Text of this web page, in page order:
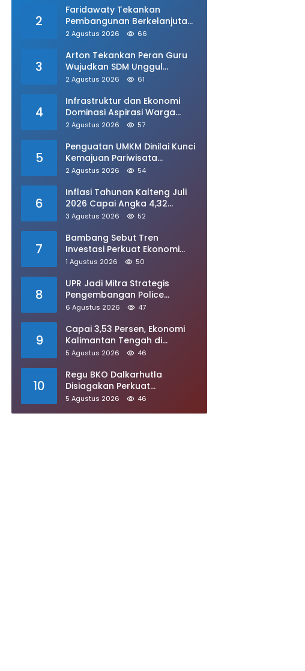
2
Faridawaty Tekankan
Pembangunan Berkelanjutan
dan Berkeadilan di Kalteng
2 Agustus 2026 66
3
Arton Tekankan Peran Guru
Wujudkan SDM Unggul
Berdaya Saing
2 Agustus 2026 61
4
Infrastruktur dan Ekonomi
Dominasi Aspirasi Warga
kepada DPRD
2 Agustus 2026 57
5
Penguatan UMKM Dinilai Kunci
Kemajuan Pariwisata
Kalimantan Tengah
2 Agustus 2026 54
6
Inflasi Tahunan Kalteng Juli
2026 Capai Angka 4,32
Persen
3 Agustus 2026 52
7
Bambang Sebut Tren
Investasi Perkuat Ekonomi
Kalimantan Tengah
1 Agustus 2026 50
8
UPR Jadi Mitra Strategis
Pengembangan Police
Science Nasional
6 Agustus 2026 47
9
Capai 3,53 Persen, Ekonomi
Kalimantan Tengah di
Triwulan Kedua 2026 Tumbuh
5 Agustus 2026 46
10
Regu BKO Dalkarhutla
Disiagakan Perkuat
Penanganan Karhutla Kotim
5 Agustus 2026 46